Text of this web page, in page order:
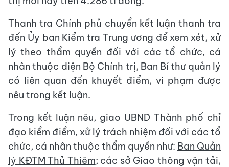
Thanh tra Chính phủ chuyển kết luận thanh tra
đến Ủy ban Kiểm tra Trung ương để xem xét, xử
lý theo thẩm quyền đối với các tổ chức, cá
nhân thuộc diện Bộ Chính trị, Ban Bí thư quản lý
có liên quan đến khuyết điểm, vi phạm được
nêu trong kết luận.
Trong kết luận nêu, giao UBND Thành phố chỉ
đạo kiểm điểm, xử lý trách nhiệm đối với các tổ
chức, cá nhân thuộc thẩm quyền như: Ban Quản
lý KĐTM Thủ Thiêm; các sở Giao thông vận tải,